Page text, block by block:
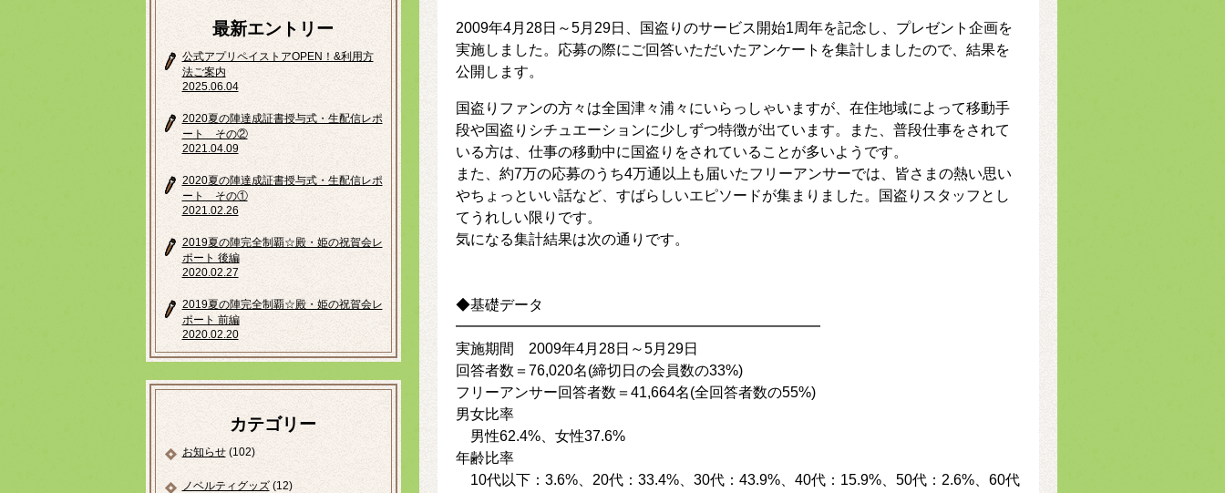
最新エントリー
公式アプリペイストアOPEN！&利用方
法ご案内
2025.06.04
2020夏の陣達成証書授与式・生配信レポ
ート その②
2021.04.09
2020夏の陣達成証書授与式・生配信レポ
ート その①
2021.02.26
2019夏の陣完全制覇☆殿・姫の祝賀会レ
ポート 後編
2020.02.27
2019夏の陣完全制覇☆殿・姫の祝賀会レ
ポート 前編
2020.02.20
カテゴリー
お知らせ(102)
ノベルティグッズ(12)
2009年4月28日～5月29日、国盗りのサービス開始1周年を記念し、プレゼント企画を
実施しました。応募の際にご回答いただいたアンケートを集計しましたので、結果を
公開します。
国盗りファンの方々は全国津々浦々にいらっしゃいますが、在住地域によって移動手
段や国盗りシチュエーションに少しずつ特徴が出ています。また、普段仕事をされて
いる方は、仕事の移動中に国盗りをされていることが多いようです。
また、約7万の応募のうち4万通以上も届いたフリーアンサーでは、皆さまの熱い思い
やちょっといい話など、すばらしいエピソードが集まりました。国盗りスタッフとし
てうれしい限りです。
気になる集計結果は次の通りです。
◆基礎データ
━━━━━━━━━━━━━━━━━━━━━━━━━
実施期間 2009年4月28日～5月29日
回答者数＝76,020名(締切日の会員数の33%)
フリーアンサー回答者数＝41,664名(全回答者数の55%)
男女比率
男性62.4%、女性37.6%
年齢比率
10代以下：3.6%、20代：33.4%、30代：43.9%、40代：15.9%、50代：2.6%、60代